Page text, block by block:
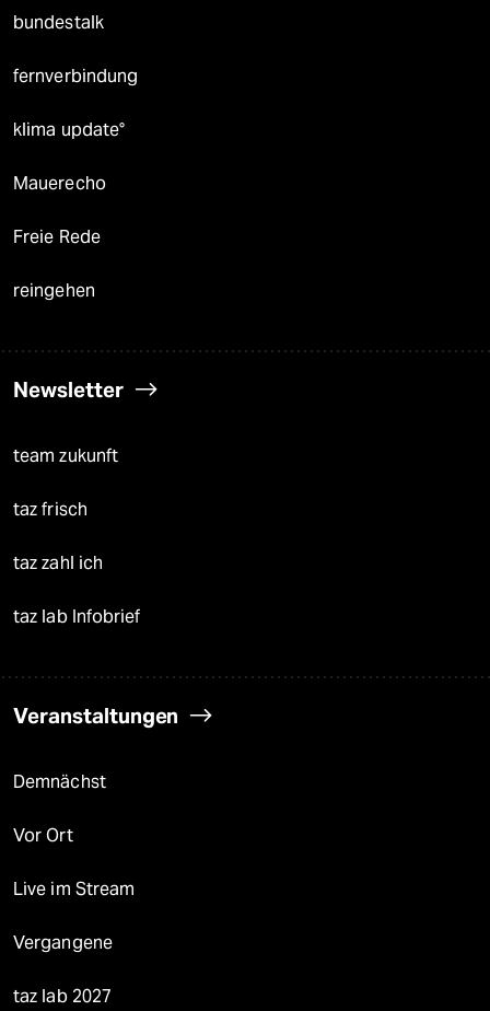
bundestalk
fernverbindung
klima update°
Mauerecho
Freie Rede
reingehen
Newsletter
team zukunft
taz frisch
taz zahl ich
taz lab Infobrief
Veranstaltungen
Demnächst
Vor Ort
Live im Stream
Vergangene
taz lab 2027